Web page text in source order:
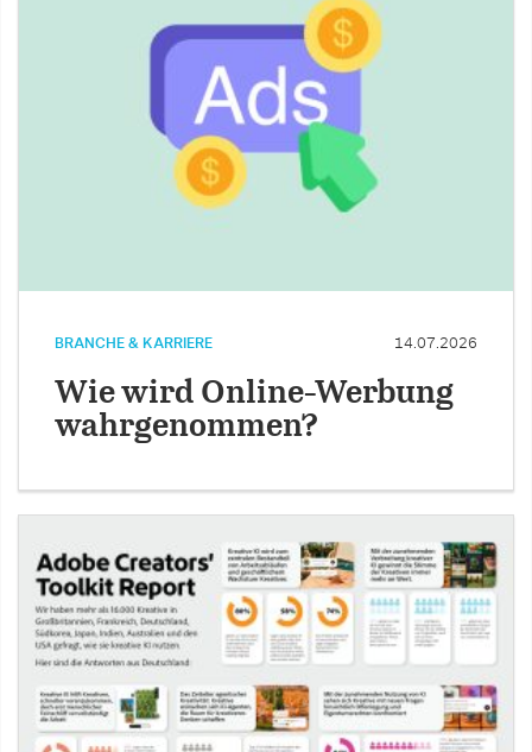
BRANCHE & KARRIERE 14.07.2026
Wie wird Online-Werbung
wahrgenommen?